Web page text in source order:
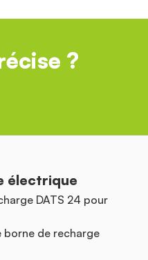
?
électrique
DATS 24 pour
borne de recharge